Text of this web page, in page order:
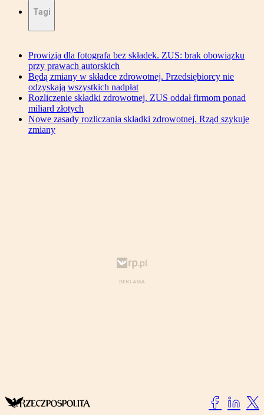
Tagi
Prowizja dla fotografa bez składek. ZUS: brak obowiązku
przy prawach autorskich
Będą zmiany w składce zdrowotnej. Przedsiębiorcy nie
odzyskają wszystkich nadpłat
Rozliczenie składki zdrowotnej. ZUS oddał firmom ponad
miliard złotych
Nowe zasady rozliczania składki zdrowotnej. Rząd szykuje
zmiany